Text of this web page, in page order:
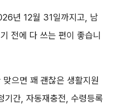
년 12월 31일까지고, 남
전에 다 쓰는 편이 좋습니
으면 꽤 괜찮은 생활지원
기간, 자동재충전, 수령등록